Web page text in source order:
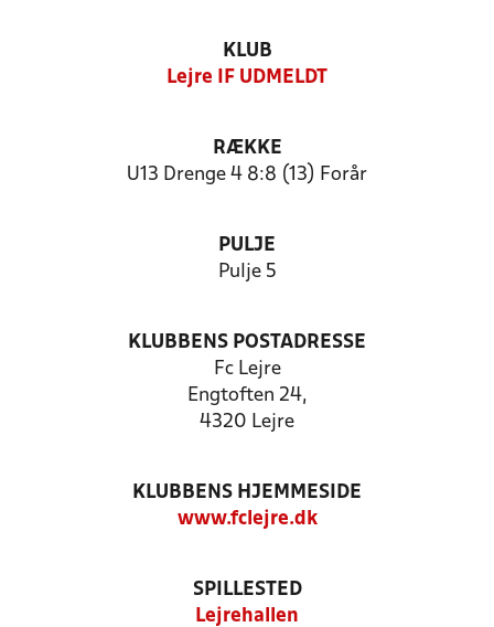
KLUB
Lejre IF UDMELDT
RÆKKE
U13 Drenge 4 8:8 (13) Forår
PULJE
Pulje 5
KLUBBENS POSTADRESSE
Fc Lejre
Engtoften 24,
4320 Lejre
KLUBBENS HJEMMESIDE
www.fclejre.dk
SPILLESTED
Lejrehallen